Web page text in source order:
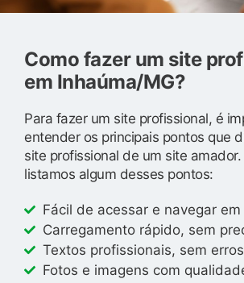
Como fazer um site
em Inhaúma/MG?
Para fazer um site profissional, é
entender os principais pontos que
site profissional de um site
listamos algum desses pontos:
Fácil de acessar e navegar
Carregamento rápido, sem
Textos profissionais, sem
Fotos e imagens com